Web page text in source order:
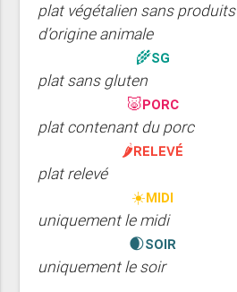
plat végétalien sans produits
d’origine animale
🌾SG
plat sans gluten
🐷PORC
plat contenant du porc
🌶️RELEVé
plat relevé
☀️MIDI
uniquement le midi
🌒SOIR
uniquement le soir